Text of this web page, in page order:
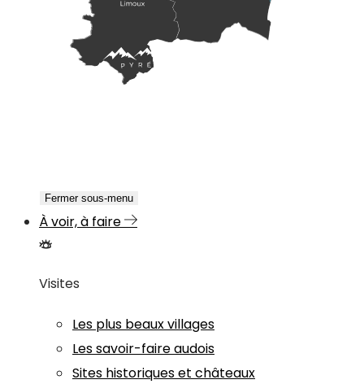
Fermer sous-menu
À voir, à faire
Visites
Les plus beaux villages
Les savoir-faire audois
Sites historiques et châteaux